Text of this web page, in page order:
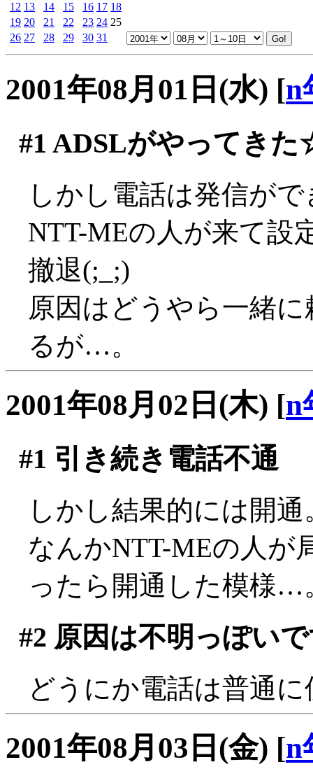
12 13 14 15 16 17 18
19 20 21 22 23 24 25
26 27 28 29 30 31
2001年08月01日(水) [n
#1 ADSLがやってき
しかし電話は発信が
NTT-MEの人が来て設
撤退(;_;)
原因はどうやら一緒
るが…。
2001年08月02日(木) [n
#1 引き続き電話不通
しかし結果的には開
なんかNTT-MEの人が
ったら開通した模様…
#2 原因は不明っぽい
どうにか電話は普通
2001年08月03日(金) [n